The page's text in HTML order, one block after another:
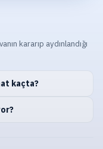
kararıp aydınlandığı
kaçta?